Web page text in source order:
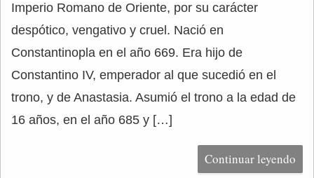
Imperio Romano de Oriente, por su carácter
despótico, vengativo y cruel. Nació en
Constantinopla en el año 669. Era hijo de
Constantino IV, emperador al que sucedió en el
trono, y de Anastasia. Asumió el trono a la edad de
16 años, en el año 685 y […]
Continuar leyendo